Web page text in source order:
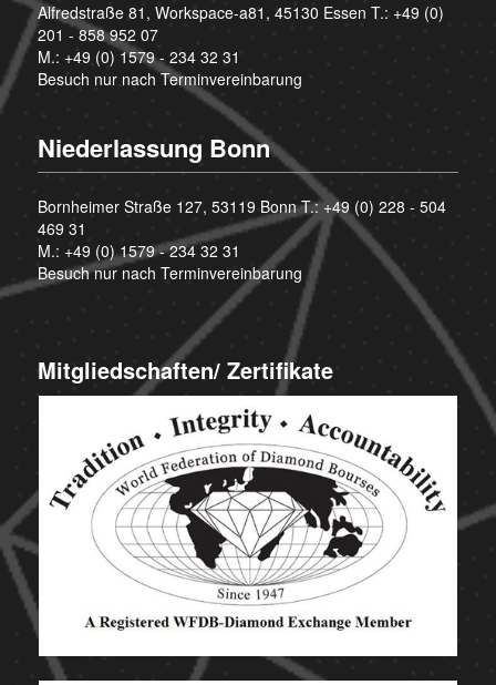
Alfredstraße 81, Workspace-a81, 45130 Essen T.: +49 (0)
201 - 858 952 07
M.: +49 (0) 1579 - 234 32 31
Besuch nur nach Terminvereinbarung
Niederlassung Bonn
Bornheimer Straße 127, 53119 Bonn T.:+49 (0) 228 - 504
469 31
M.: +49 (0) 1579 - 234 32 31
Besuch nur nach Terminvereinbarung
Mitgliedschaften/ Zertifikate